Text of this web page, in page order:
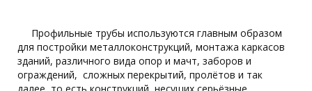
Профильные трубы используются главным образом
для постройки металлоконструкций, монтажа каркасов
зданий, различного вида опор и мачт, заборов и
ограждений, сложных перекрытий, пролётов и так
далее, то есть конструкций, несущих серьёзные